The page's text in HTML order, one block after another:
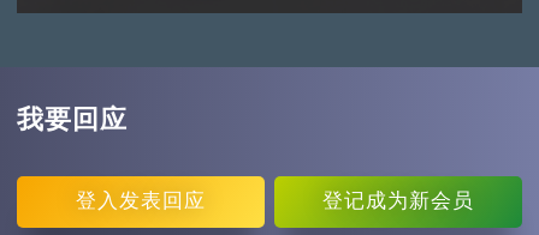
我要回应
登入 发表回应 登记成为新会员